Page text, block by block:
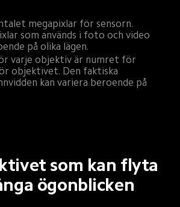
megapixlar för sensorn.
som används i foto och video
på olika lägen.
varje objektiv är numret för
objektivet. Den faktiska
kan variera beroende på
som kan flyta
ögonblicken